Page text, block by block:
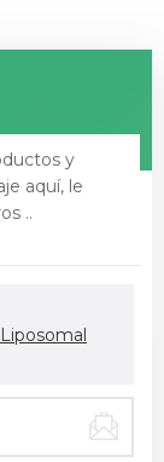
y
aquí, le
..